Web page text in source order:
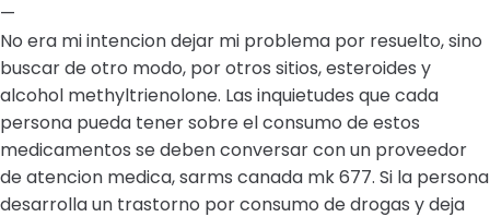
—
No era mi intencion dejar mi problema por resuelto, sino
buscar de otro modo, por otros sitios, esteroides y
alcohol methyltrienolone. Las inquietudes que cada
persona pueda tener sobre el consumo de estos
medicamentos se deben conversar con un proveedor
de atencion medica, sarms canada mk 677. Si la persona
desarrolla un trastorno por consumo de drogas y deja